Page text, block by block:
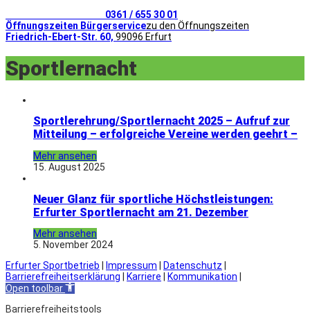
0361 / 655 30 01
Öffnungszeiten Bürgerservicezu den Öffnungszeiten
Friedrich-Ebert-Str. 60, 99096 Erfurt
Sportlernacht
Sportlerehrung/Sportlernacht 2025 – Aufruf zur
Mitteilung – erfolgreiche Vereine werden geehrt –
Mehr ansehen
15. August 2025
Neuer Glanz für sportliche Höchstleistungen:
Erfurter Sportlernacht am 21. Dezember
Mehr ansehen
5. November 2024
Erfurter Sportbetrieb
Impressum Datenschutz
Barrierefreiheitserklärung
Karriere Kommunikation
Open toolbar
Barrierefreiheitstools